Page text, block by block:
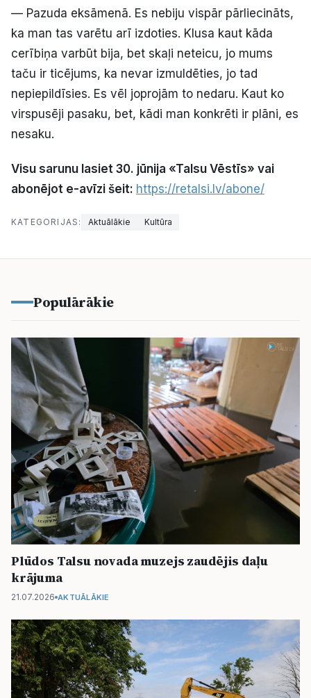
— Pazuda eksāmenā. Es nebiju vispār pārliecināts,
ka man tas varētu arī izdoties. Klusa kaut kāda
cerībiņa varbūt bija, bet skaļi neteicu, jo mums
taču ir ticējums, ka nevar izmuldēties, jo tad
nepiepildīsies. Es vēl joprojām to nedaru. Kaut ko
virspusēji pasaku, bet, kādi man konkrēti ir plāni, es
nesaku.
Visu sarunu lasiet 30. jūnija «Talsu Vēstīs» vai
abonējot e-avīzi šeit: https://retalsi.lv/abone/
KATEGORIJAS: Aktuālākie Kultūra
Populārākie
Plūdos Talsu novada muzejs zaudējis daļu
krājuma
21.07.2026 AKTUĀLĀKIE